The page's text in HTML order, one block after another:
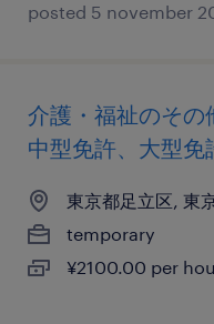
posted 5 november
介護・福祉のその
中型免許、大型免
東京都足立区, 東
temporary
¥2100.00 per